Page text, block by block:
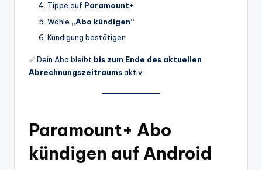
Tippe auf Paramount+
Wähle „Abo kündigen“
Kündigung bestätigen
✅ Dein Abo bleibt bis zum Ende des aktuellen
Abrechnungszeitraumsaktiv.
Paramount+ Abo
kündigen auf Android